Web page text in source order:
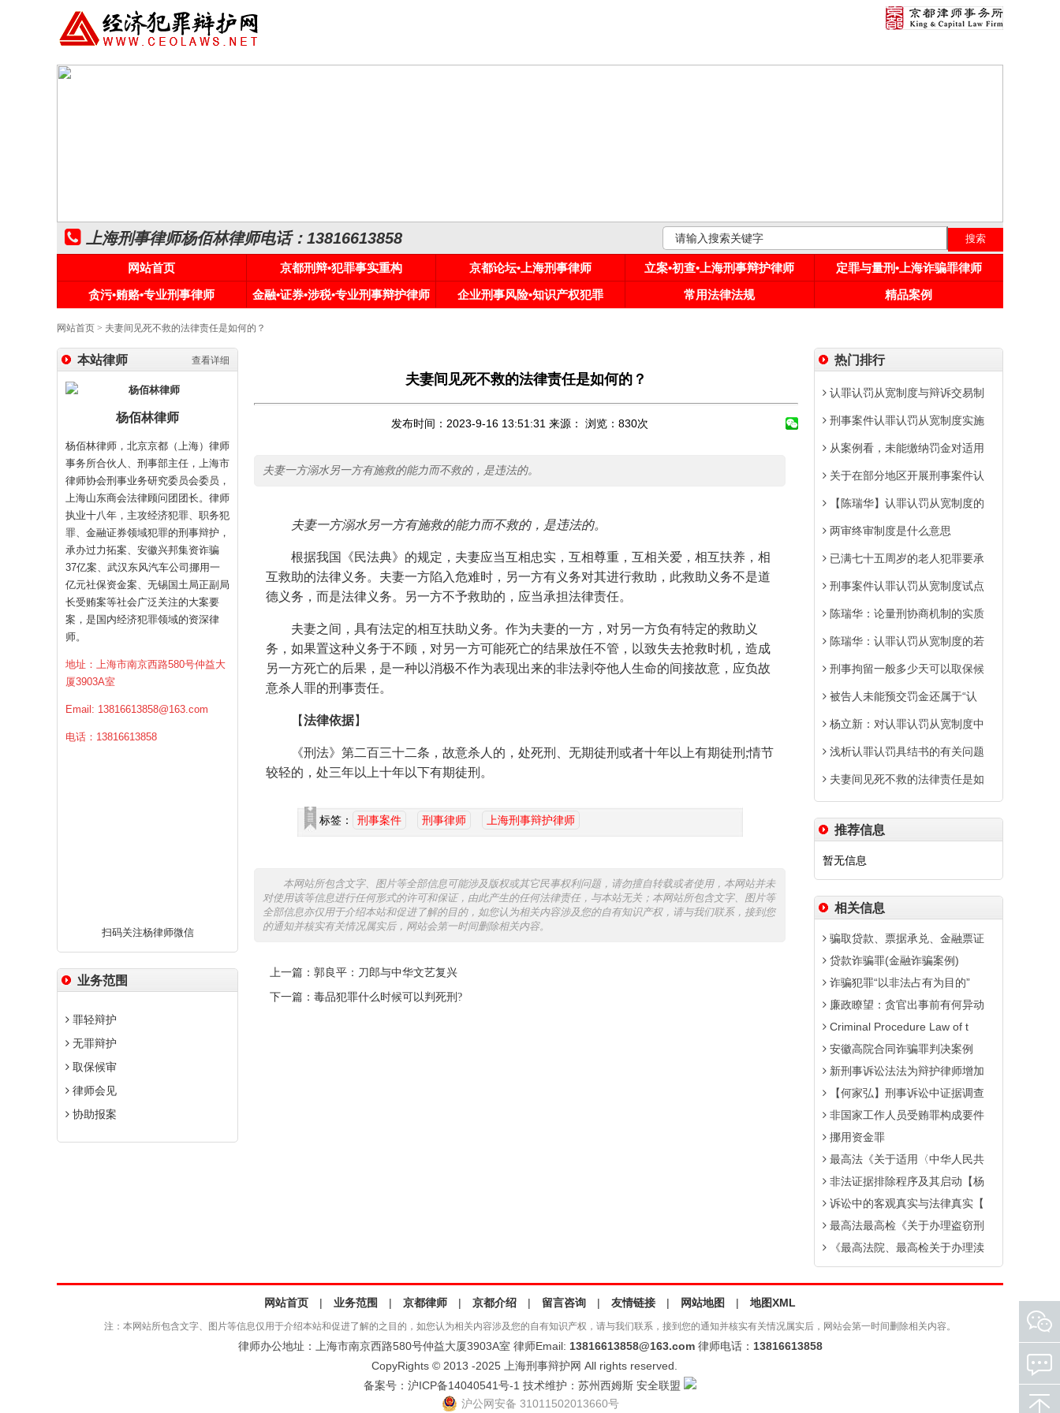
上海刑事律师杨佰林律师电话：13816613858
网站首页 京都刑辩•犯罪事实重构 京都论坛•上海刑事律师 立案•初查•上海刑事辩护律师
定罪与量刑•上海诈骗罪律师
贪污•贿赂•专业刑事律师
金融•证券•涉税•专业刑事辩护律师 企业刑事风险•知识产权犯罪 常用法律法规 精品案例
网站首页 > 夫妻间见死不救的法律责任是如何的？
查看详细
本站律师
杨佰林律师
杨佰林律师，北京京都（上海）律师
事务所合伙人、刑事部主任，上海市
律师协会刑事业务研究委员会委员，
上海山东商会法律顾问团团长。律师
执业十八年，主攻经济犯罪、职务犯
罪、金融证券领域犯罪的刑事辩护，
承办过力拓案、安徽兴邦集资诈骗
37亿案、武汉东风汽车公司挪用一
亿元社保资金案、无锡国土局正副局
长受贿案等社会广泛关注的大案要
案，是国内经济犯罪领域的资深律
师。
地址：上海市南京西路580号仲益大
厦3903A室
Email: 13816613858@163.com
电话：13816613858
扫码关注杨律师微信
业务范围
罪轻辩护
无罪辩护
取保候审
律师会见
协助报案
夫妻间见死不救的法律责任是如何的？
发布时间：2023-9-16 13:51:31 来源： 浏览： 830次
夫妻一方溺水另一方有施救的能力而不救的，是违法的。
夫妻一方溺水另一方有施救的能力而不救的，是违法的。
根据我国《民法典》的规定，夫妻应当互相忠实，互相尊重，互相关爱，相互扶养，相
互救助的法律义务。夫妻一方陷入危难时，另一方有义务对其进行救助，此救助义务不是道
德义务，而是法律义务。另一方不予救助的，应当承担法律责任。
夫妻之间，具有法定的相互扶助义务。作为夫妻的一方，对另一方负有特定的救助义
务，如果置这种义务于不顾，对另一方可能死亡的结果放任不管，以致失去抢救时机，造成
另一方死亡的后果，是一种以消极不作为表现出来的非法剥夺他人生命的间接故意，应负故
意杀人罪的刑事责任。
【法律依据】
《刑法》第二百三十二条，故意杀人的，处死刑、无期徒刑或者十年以上有期徒刑;情节
较轻的，处三年以上十年以下有期徒刑。
标签： 刑事案件 刑事律师 上海刑事辩护律师
本网站所包含文字、图片等全部信息可能涉及版权或其它民事权利问题，请勿擅自转载或者使用，本网站并未
对使用该等信息进行任何形式的许可和保证，由此产生的任何法律责任，与本站无关；本网站所包含文字、图片等
全部信息亦仅用于介绍本站和促进了解的目的，如您认为相关内容涉及您的自有知识产权，请与我们联系，接到您
的通知并核实有关情况属实后，网站会第一时间删除相关内容。
上一篇： 郭良平：刀郎与中华文艺复兴
下一篇： 毒品犯罪什么时候可以判死刑?
热门排行
认罪认罚从宽制度与辩诉交易制
刑事案件认罪认罚从宽制度实施
从案例看，未能缴纳罚金对适用
关于在部分地区开展刑事案件认
【陈瑞华】认罪认罚从宽制度的
两审终审制度是什么意思
已满七十五周岁的老人犯罪要承
刑事案件认罪认罚从宽制度试点
陈瑞华：论量刑协商机制的实质
陈瑞华：认罪认罚从宽制度的若
刑事拘留一般多少天可以取保候
被告人未能预交罚金还属于“认
杨立新：对认罪认罚从宽制度中
浅析认罪认罚具结书的有关问题
夫妻间见死不救的法律责任是如
推荐信息
暂无信息
相关信息
骗取贷款、票据承兑、金融票证
贷款诈骗罪(金融诈骗案例)
诈骗犯罪“以非法占有为目的”
廉政瞭望：贪官出事前有何异动
Criminal Procedure Law of t
安徽高院合同诈骗罪判决案例
新刑事诉讼法法为辩护律师增加
【何家弘】刑事诉讼中证据调查
非国家工作人员受贿罪构成要件
挪用资金罪
最高法《关于适用〈中华人民共
非法证据排除程序及其启动【杨
诉讼中的客观真实与法律真实【
最高法最高检《关于办理盗窃刑
《最高法院、最高检关于办理渎
网站首页 | 业务范围 | 京都律师 | 京都介绍 | 留言咨询 | 友情链接 | 网站地图 | 地图XML
注：本网站所包含文字、图片等信息仅用于介绍本站和促进了解的之目的，如您认为相关内容涉及您的自有知识产权，请与我们联系，接到您的通知并核实有关情况属实后，网站会第一时间删除相关内容。
律师办公地址：上海市南京西路580号仲益大厦3903A室 律师Email: 13816613858@163.com律师电话： 13816613858
CopyRights © 2013 -2025 上海刑事辩护网 All rights reserved.
备案号： 沪ICP备14040541号-1 技术维护： 苏州西姆斯 安全联盟
沪公网安备 31011502013660号